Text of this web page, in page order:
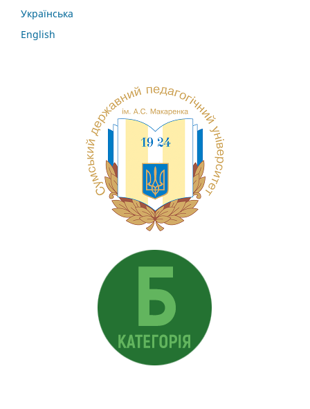
Українська
English